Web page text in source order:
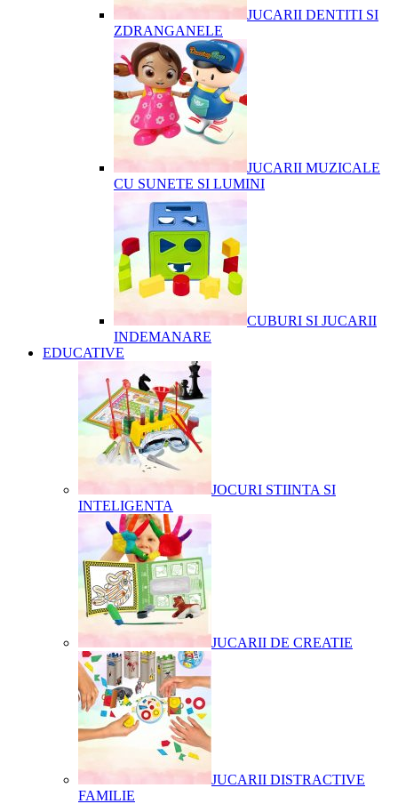
JUCARII DENTITI SI
ZDRANGANELE
JUCARII MUZICALE
CU SUNETE SI LUMINI
CUBURI SI JUCARII
INDEMANARE
EDUCATIVE
JOCURI STIINTA SI
INTELIGENTA
JUCARII DE CREATIE
JUCARII DISTRACTIVE
FAMILIE